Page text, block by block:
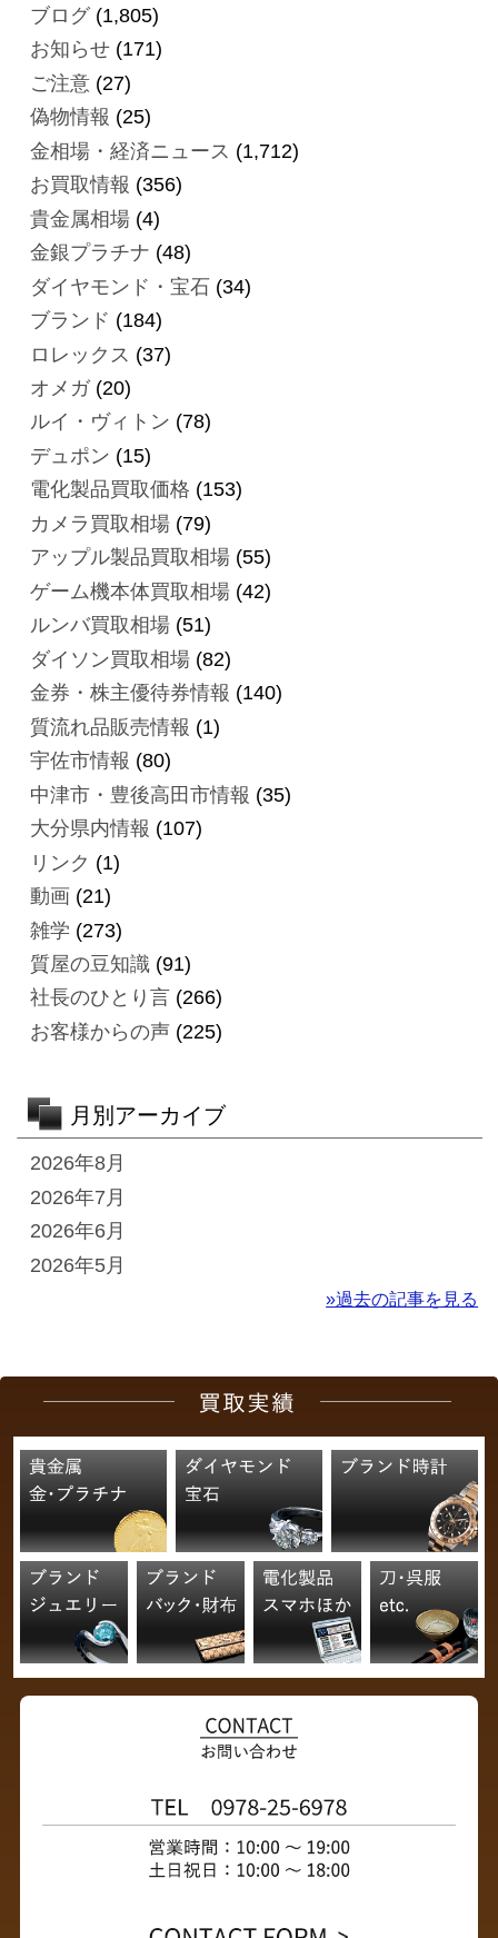
ブログ(1,805)
お知らせ(171)
ご注意(27)
偽物情報 (25)
金相場・経済ニュース (1,712)
お買取情報 (356)
貴金属相場(4)
金銀プラチナ (48)
ダイヤモンド・宝石(34)
ブランド (184)
ロレックス (37)
オメガ(20)
ルイ・ヴィトン (78)
デュポン (15)
電化製品買取価格 (153)
カメラ買取相場(79)
アップル製品買取相場(55)
ゲーム機本体買取相場(42)
ルンバ買取相場(51)
ダイソン買取相場(82)
金券・株主優待券情報 (140)
質流れ品販売情報 (1)
宇佐市情報 (80)
中津市・豊後高田市情報 (35)
大分県内情報 (107)
リンク (1)
動画 (21)
雑学 (273)
質屋の豆知識(91)
社長のひとり言(266)
お客様からの声(225)
月別アーカイブ
2026年8月
2026年7月
2026年6月
2026年5月
»過去の記事を見る